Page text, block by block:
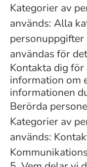
Kategorier av
används: Alla
personuppgifter
användas för
Kontakta dig
information om
informationen
Berörda
Kategorier av
används: